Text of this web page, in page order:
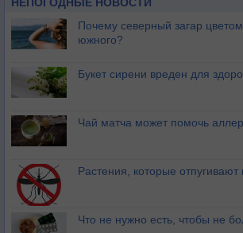
НЕПОГОДНЫЕ НОВОСТИ
Почему северный загар
южного?
Букет сирени вреден для
Чай матча может помочь
Растения, которые
Что не нужно есть, чтобы не